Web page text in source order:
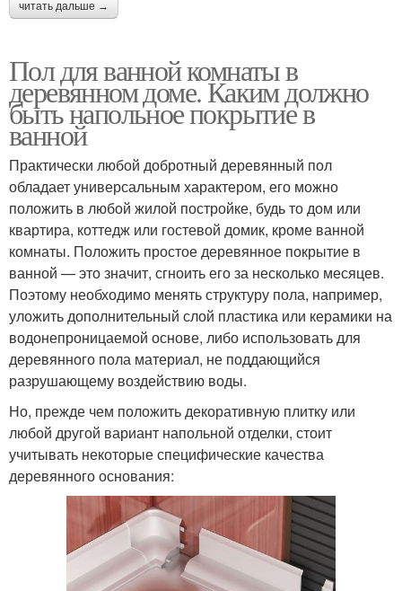
читать дальше →
Пол для ванной комнаты в
деревянном доме. Каким должно
быть напольное покрытие в
ванной
Практически любой добротный деревянный пол
обладает универсальным характером, его можно
положить в любой жилой постройке, будь то дом или
квартира, коттедж или гостевой домик, кроме ванной
комнаты. Положить простое деревянное покрытие в
ванной — это значит, сгноить его за несколько месяцев.
Поэтому необходимо менять структуру пола, например,
уложить дополнительный слой пластика или керамики на
водонепроницаемой основе, либо использовать для
деревянного пола материал, не поддающийся
разрушающему воздействию воды.
Но, прежде чем положить декоративную плитку или
любой другой вариант напольной отделки, стоит
учитывать некоторые специфические качества
деревянного основания: